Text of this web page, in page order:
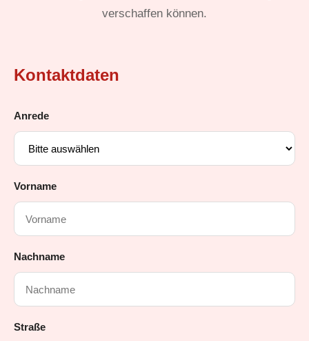
verschaffen können.
Kontaktdaten
Anrede
Vorname
Nachname
Straße